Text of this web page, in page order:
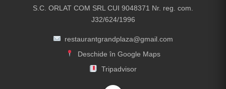
S.C. ORLAT COM SRL CUI 9048371 Nr. reg. com.
J32/624/1996
restaurantgrandplaza@gmail.com
Deschide în Google Maps
Tripadvisor